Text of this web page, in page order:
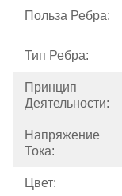
Польза Ребра:
Тип Ребра:
Принцип
Деятельности:
Напряжение
Тока:
Цвет: